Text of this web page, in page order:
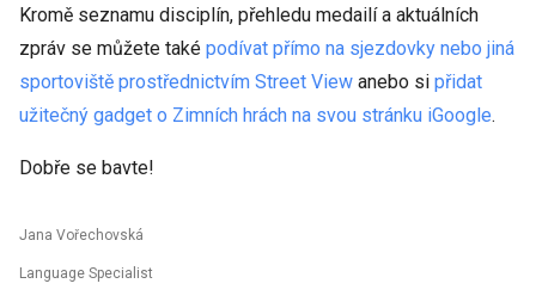
Kromě seznamu disciplín, přehledu medailí a aktuálních
zpráv se můžete také podívat přímo na sjezdovky nebo jiná
sportoviště prostřednictvím Street View anebo si přidat
užitečný gadget o Zimních hrách na svou stránku iGoogle.
Dobře se bavte!
Jana Vořechovská
Language Specialist